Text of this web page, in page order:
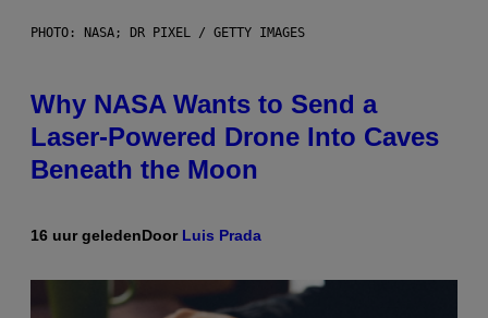
PHOTO: NASA; DR PIXEL / GETTY IMAGES
Why NASA Wants to Send a
Laser-Powered Drone Into Caves
Beneath the Moon
16 uur geledenDoor Luis Prada